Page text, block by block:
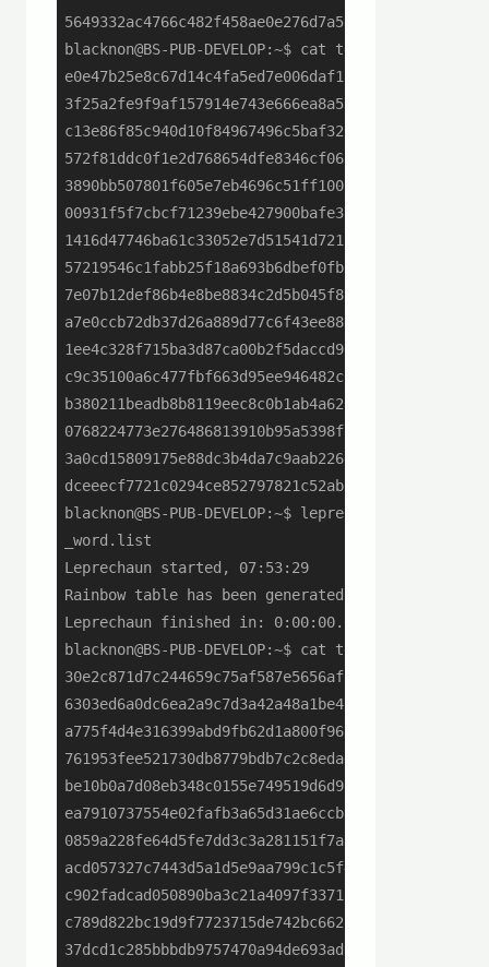
blacknon@BS-PUB-DEVELOP:~$ cat
e0e47b25e8c67d14c4fa5ed7e006daf1:password
3f25a2fe9f9af157914e743e666ea8a5:password1
c13e86f85c940d10f84967496c5baf32:password12
572f81ddc0f1e2d768654dfe8346cf06:password123
3890bb507801f605e7eb4696c51ff100:passWord
00931f5f7cbcf71239ebe427900bafe3:passWord1
1416d47746ba61c33052e7d51541d721:passWord12
57219546c1fabb25f18a693b6dbef0fb:passWord123
7e07b12def86b4e8be8834c2d5b045f8:Password
a7e0ccb72db37d26a889d77c6f43ee88:Password1
1ee4c328f715ba3d87ca00b2f5daccd9:Password12
c9c35100a6c477fbf663d95ee946482c:Password123
b380211beadb8b8119eec8c0b1ab4a62:PassWord
0768224773e276486813910b95a5398f:PassWord1
3a0cd15809175e88dc3b4da7c9aab226:PassWord12
dceeecf7721c0294ce852797821c52ab:PassWord123
blacknon@BS-PUB-DEVELOP:~$ leprechaun --
_word.list
Leprechaun started, 07:53:29
Rainbow table has been generated
Leprechaun finished in: 0:00:00.023267.
blacknon@BS-PUB-DEVELOP:~$ cat